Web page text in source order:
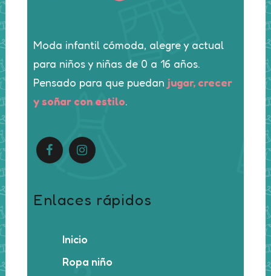
Moda infantil cómoda, alegre y actual
para niños y niñas de 0 a 16 años.
Pensado para que puedan jugar, crecer
y soñar con estilo.
Enlaces rápidos
Inicio
Ropa niño